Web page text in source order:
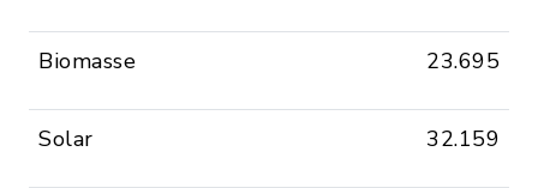
Biomasse 23.695
Solar 32.159